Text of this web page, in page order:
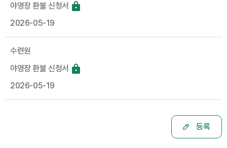
야영장 환불 신청서
2026-05-19
수련원
야영장 환불 신청서
2026-05-19
등록